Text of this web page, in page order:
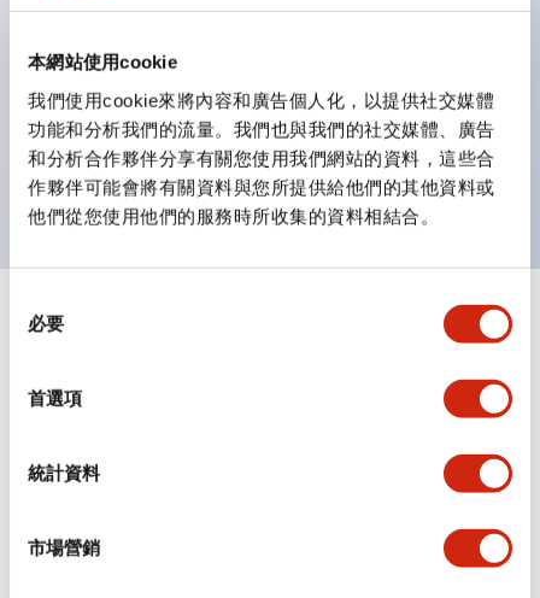
本網站使用cookie
我們使用cookie來將內容和廣告個人化，以提供社交媒體
功能和分析我們的流量。我們也與我們的社交媒體、廣告
和分析合作夥伴分享有關您使用我們網站的資料，這些合
作夥伴可能會將有關資料與您所提供給他們的其他資料或
他們從您使用他們的服務時所收集的資料相結合。
必要
首選項
統計資料
市場營銷
接點為鍍金銀接點(Gold on silver, crossbar contacts)
螺絲端子型為手指安全保護結構(IP20)。
UL 緊急停止用安全類別認證品。
備有一體型/照光型、機械式指示器型。
規格 顯示全部 +
審美規範